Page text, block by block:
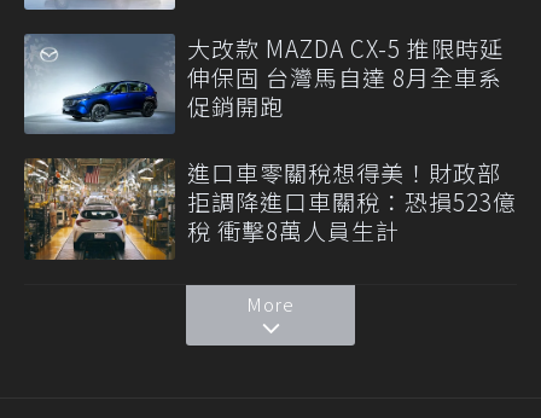
大改款 MAZDA CX-5 推限時延
伸保固 台灣馬自達 8月全車系
促銷開跑
進口車零關稅想得美！財政部
拒調降進口車關稅：恐損523億
稅 衝擊8萬人員生計
More